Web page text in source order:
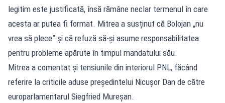
legitim este justificată, însă rămâne neclar termenul în care
acesta ar putea fi format. Mitrea a susținut că Bolojan „nu
vrea să plece” și că refuză să-și asume responsabilitatea
pentru probleme apărute în timpul mandatului său.
Mitrea a comentat și tensiunile din interiorul PNL, făcând
referire la criticile aduse președintelui Nicușor Dan de către
europarlamentarul Siegfried Mureșan.